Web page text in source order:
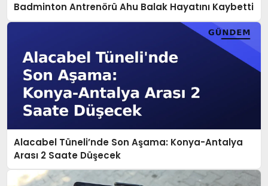
Badminton Antrenörü Ahu Balak Hayatını Kaybetti
Alacabel Tüneli’nde Son Aşama: Konya-Antalya
Arası 2 Saate Düşecek